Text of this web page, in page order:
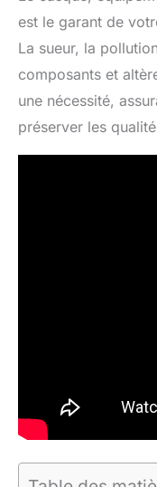
est le garant de
La sueur, la
composants et
une nécessité,
préserver les